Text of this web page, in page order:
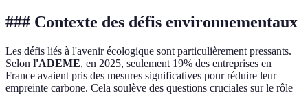
### Contexte des défis environnementaux
Les défis liés à l'avenir écologique sont particulièrement pressants.
Selon l'ADEME, en 2025, seulement 19% des entreprises en
France avaient pris des mesures significatives pour réduire leur
empreinte carbone. Cela soulève des questions cruciales sur le rôle